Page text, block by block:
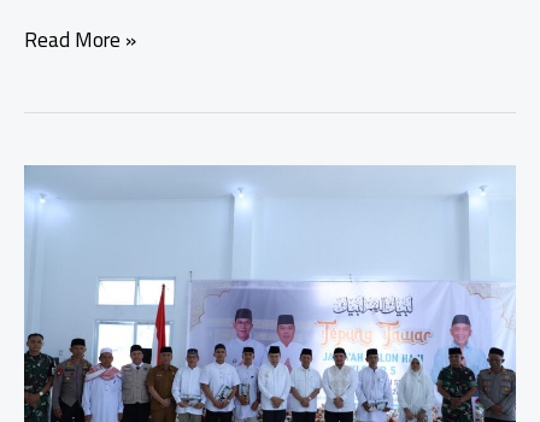
Pemko
Jabatan
kepada
Sekda
Read More »